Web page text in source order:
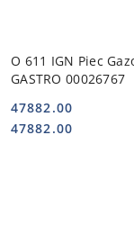
O 611 IGN Piec
GASTRO 00026767
Cena:
47882.00
Cena:
47882.00